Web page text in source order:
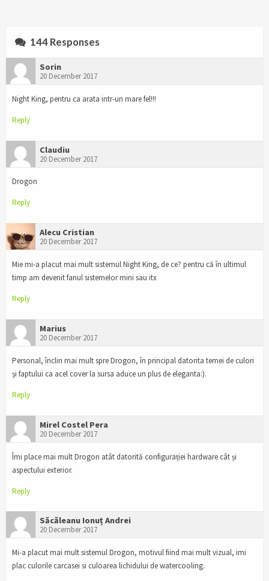
144 Responses
Sorin
20 December 2017
Night King, pentru ca arata intr-un mare fel!!!
Reply
Claudiu
20 December 2017
Drogon
Reply
Alecu Cristian
20 December 2017
Mie mi-a placut mai mult sistemul Night King, de ce? pentru că în ultimul
timp am devenit fanul sistemelor mini sau itx
Reply
Marius
20 December 2017
Personal, înclin mai mult spre Drogon, în principal datorita temei de culori
și faptului ca acel cover la sursa aduce un plus de eleganta:).
Reply
Mirel Costel Pera
20 December 2017
Îmi place mai mult Drogon atât datorită configurației hardware cât și
aspectului exterior.
Reply
Săcăleanu Ionuț Andrei
20 December 2017
Mi-a placut mai mult sistemul Drogon, motivul fiind mai mult vizual, imi
plac culorile carcasei si culoarea lichidului de watercooling.